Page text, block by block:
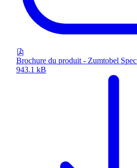
Brochure du produit - Zumtobel
943.1 kB